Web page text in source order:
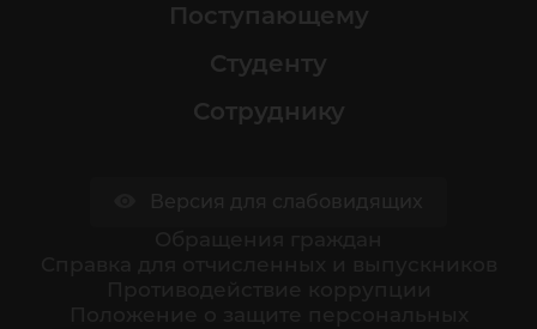
Поступающему
Студенту
Сотруднику